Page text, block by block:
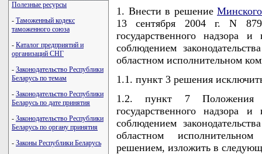
Полезные ресурсы
- Таможенный кодекс
таможенного союза
- Каталог предприятий и
организаций СНГ
- Законодательство Республики
Беларусь по темам
- Законодательство Республики
Беларусь по дате принятия
- Законодательство Республики
Беларусь по органу принятия
- Законы Республики Беларусь
1. Внести в решение
13 сентября 2004 г. N
государственного надзора
соблюдением
областном исполнительном
1.1. пункт 3 решения
1.2. пункт 7 Положения
государственного надзора
соблюдением
областном
решением, изложить в